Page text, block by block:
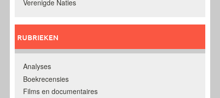
Verenigde Naties
RUBRIEKEN
Analyses
Boekrecensies
Films en documentaires